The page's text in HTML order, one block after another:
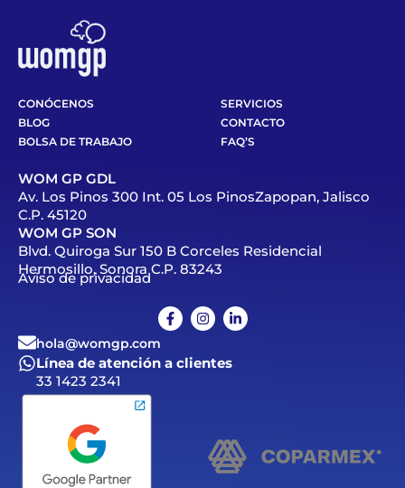
CONÓCENOS
SERVICIOS
BLOG
CONTACTO
BOLSA DE TRABAJO
FAQ’S
WOM GP GDL
Av. Los Pinos 300 Int. 05 Los PinosZapopan, Jalisco
C.P. 45120
WOM GP SON
Blvd. Quiroga Sur 150 B Corceles Residencial
Hermosillo, Sonora C.P. 83243
Aviso de privacidad
hola@womgp.com
Línea de atención a clientes
33 1423 2341